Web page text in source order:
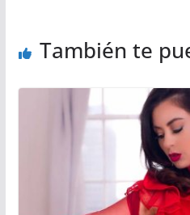
También te